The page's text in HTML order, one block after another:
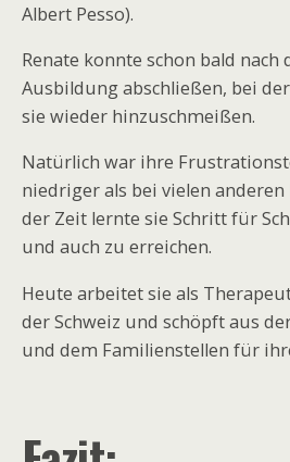
Albert Pesso).
Renate konnte schon bald
Ausbildung abschließen, bei
sie wieder hinzuschmeißen.
Natürlich war ihre
niedriger als bei vielen
der Zeit lernte sie Schritt für
und auch zu erreichen.
Heute arbeitet sie als
der Schweiz und schöpft aus
und dem Familienstellen für